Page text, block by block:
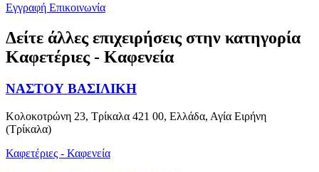
Εγγραφή Επικοινωνία
Δείτε άλλες επιχειρήσεις στην κατηγορία
Καφετέριες - Καφενεία
ΝΑΣΤΟΥ ΒΑΣΙΛΙΚΗ
Κολοκοτρώνη 23, Τρίκαλα 421 00, Ελλάδα, Αγία Ειρήνη
(Τρίκαλα)
Καφετέριες - Καφενεία